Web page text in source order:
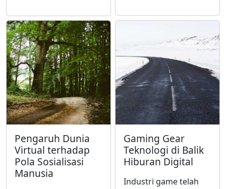
Pengaruh Dunia
Virtual terhadap
Pola Sosialisasi
Manusia
Gaming Gear
Teknologi di Balik
Hiburan Digital
Industri game telah